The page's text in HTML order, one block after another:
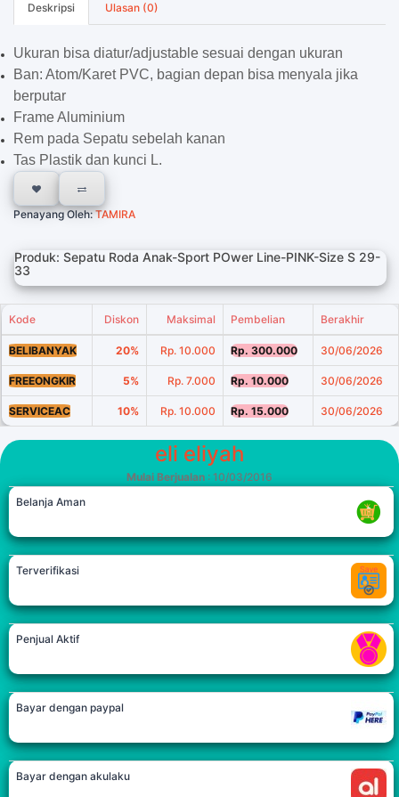
Deskripsi Ulasan (0)
Ukuran bisa diatur/adjustable sesuai dengan ukuran
Ban: Atom/Karet PVC, bagian depan bisa menyala jika
berputar
Frame Aluminium
Rem pada Sepatu sebelah kanan
Tas Plastik dan kunci L.
Penayang Oleh:TAMIRA
Produk: Sepatu Roda Anak-Sport POwer Line-PINK-Size S 29-
33
Kode Diskon Maksimal Pembelian Berakhir
BELIBANYAK 20% Rp. 10.000 Rp. 300.000 30/06/2026
FREEONGKIR 5% Rp. 7.000 Rp. 10.000 30/06/2026
SERVICEAC 10% Rp. 10.000 Rp. 15.000 30/06/2026
eli eliyah
Mulai Berjualan : 10/03/2016
Belanja Aman
Terverifikasi
Penjual Aktif
Bayar dengan paypal
Bayar dengan akulaku